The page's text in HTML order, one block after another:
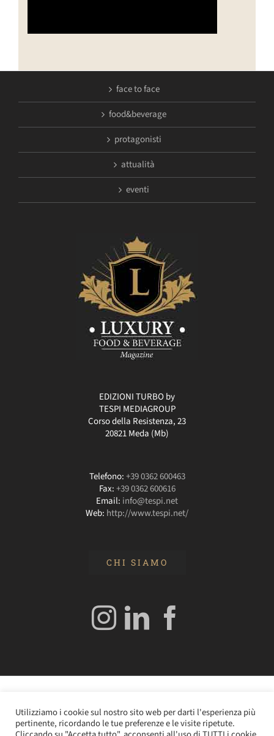
face to face
food&beverage
protagonisti
attualità
eventi
EDIZIONI TURBO by
TESPI MEDIAGROUP
Corso della Resistenza, 23
20821 Meda (Mb)
Telefono:+39 0362 600463
Fax:+39 0362 600616
Email: info@tespi.net
Web: http://www.tespi.net/
CHI SIAMO
Angelo Frigerio -Cookie Policy–Privacy Policy- P.IVA
0362610964
Utilizziamo i cookie sul nostro sito web per darti l'esperienza più
pertinente, ricordando le tue preferenze e le visite ripetute.